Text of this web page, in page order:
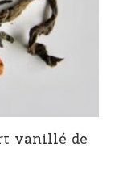
vanillé de